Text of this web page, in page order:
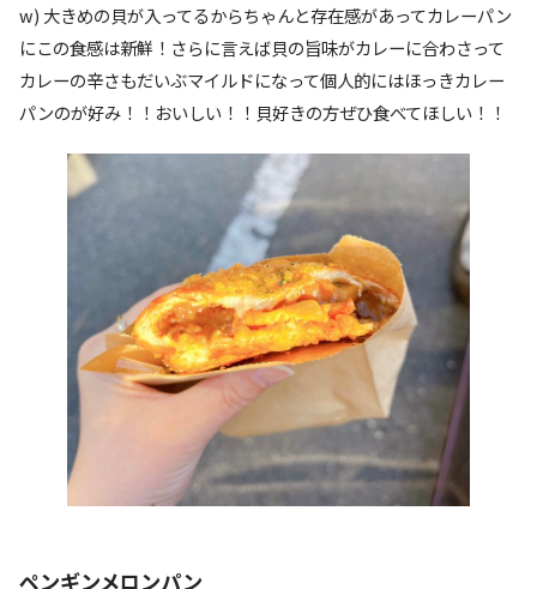
w) 大きめの貝が入ってるからちゃんと存在感があってカレーパン
にこの食感は新鮮！さらに言えば貝の旨味がカレーに合わさって
カレーの辛さもだいぶマイルドになって個人的にはほっきカレー
パンのが好み！！おいしい！！貝好きの方ぜひ食べてほしい！！
ペンギンメロンパン